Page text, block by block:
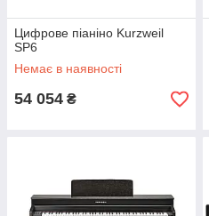
Цифрове піаніно Kurzweil
SP6
Немає в наявності
54 054 ₴